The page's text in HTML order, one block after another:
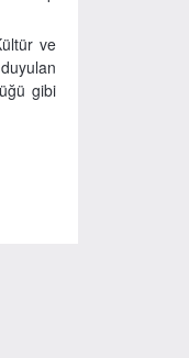
ve
gibi